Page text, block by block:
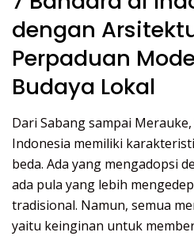
dengan
Perpaduan
Budaya Lokal
Dari Sabang sampai
Indonesia memiliki
beda. Ada yang mengadopsi
ada pula yang lebih
tradisional. Namun, semua
yaitu keinginan untuk